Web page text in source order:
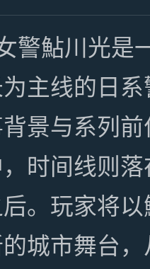
警鮎川光是
主线的日
景与系列
时间线则
。玩家将
城市舞台